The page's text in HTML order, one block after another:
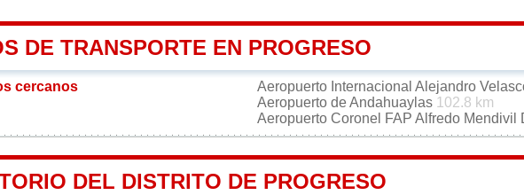
DE TRANSPORTE EN PROGRESO
cercanos Aeropuerto Internacional Alejandro
Aeropuerto de Andahuaylas 102.8 km
Aeropuerto Coronel FAP Alfredo Mendivil
DEL DISTRITO DE PROGRESO